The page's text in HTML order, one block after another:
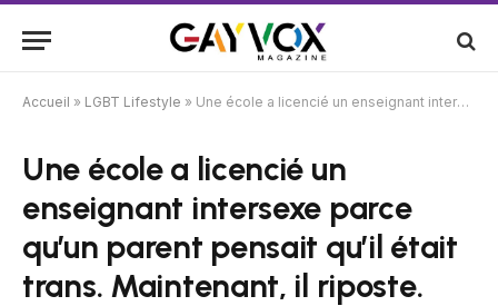
Accueil » LGBT Lifestyle » Une école a licencié un enseignant intersexe parce qu’un parent pensait qu’il était trans. Maintenant, il riposte.
Une école a licencié un
enseignant intersexe parce
qu’un parent pensait qu’il était
trans. Maintenant, il riposte.